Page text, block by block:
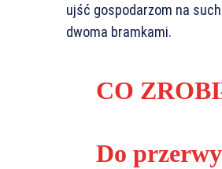
ujść gospodarzom na
dwoma bramkami.
CO
Do